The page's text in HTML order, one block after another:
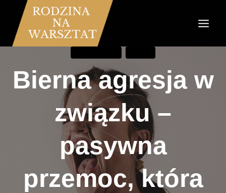
Przejdź
treści
Bierna agresja w
związku –
pasywna
przemoc, która